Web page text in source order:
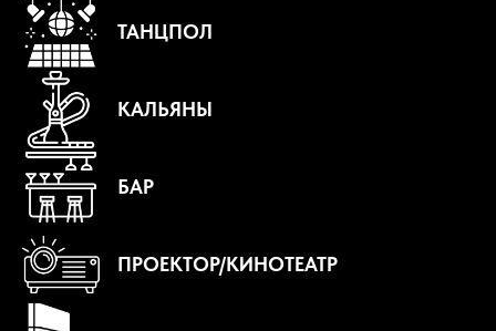
ТАНЦПОЛ
КАЛЬЯНЫ
БАР
ПРОЕКТОР/КИНОТЕАТР